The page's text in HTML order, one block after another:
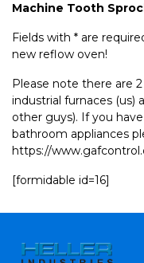
Machine Tooth
Fields with * are
new reflow oven!
Please note there are
industrial furnaces (us)
other guys). If you
bathroom appliances
https://
[formidable id=16]